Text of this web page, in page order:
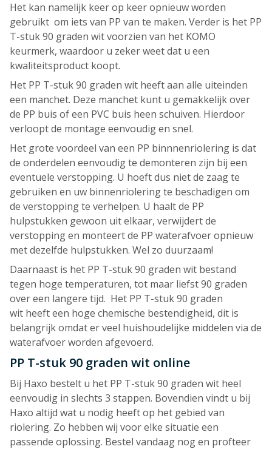
Het kan namelijk keer op keer opnieuw worden
gebruikt om iets van PP van te maken. Verder is het PP
T-stuk 90 graden wit voorzien van het KOMO
keurmerk, waardoor u zeker weet dat u een
kwaliteitsproduct koopt.
Het PP T-stuk 90 graden wit heeft aan alle uiteinden
een manchet. Deze manchet kunt u gemakkelijk over
de PP buis of een PVC buis heen schuiven. Hierdoor
verloopt de montage eenvoudig en snel.
Het grote voordeel van een PP binnnenriolering is dat
de onderdelen eenvoudig te demonteren zijn bij een
eventuele verstopping. U hoeft dus niet de zaag te
gebruiken en uw binnenriolering te beschadigen om
de verstopping te verhelpen. U haalt de PP
hulpstukken gewoon uit elkaar, verwijdert de
verstopping en monteert de PP waterafvoer opnieuw
met dezelfde hulpstukken. Wel zo duurzaam!
Daarnaast is het PP T-stuk 90 graden wit bestand
tegen hoge temperaturen, tot maar liefst 90 graden
over een langere tijd. Het PP T-stuk 90 graden
wit heeft een hoge chemische bestendigheid, dit is
belangrijk omdat er veel huishoudelijke middelen via de
waterafvoer worden afgevoerd.
PP T-stuk 90 graden wit online
Bij Haxo bestelt u het PP T-stuk 90 graden wit heel
eenvoudig in slechts 3 stappen. Bovendien vindt u bij
Haxo altijd wat u nodig heeft op het gebied van
riolering. Zo hebben wij voor elke situatie een
passende oplossing. Bestel vandaag nog en profteer